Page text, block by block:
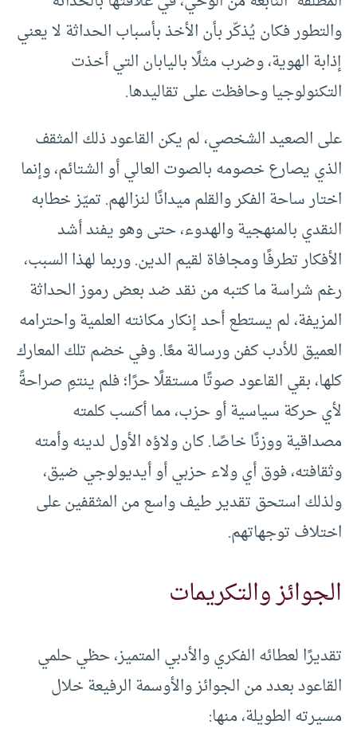
والتطور فكان يُذكّر بأن الأخذ بأسباب الحداثة لا يعني
إذابة الهوية، وضرب مثلًا باليابان التي أخذت
التكنولوجيا وحافظت على تقاليدها.
على الصعيد الشخصي، لم يكن القاعود ذلك المثقف
الذي يصارع خصومه بالصوت العالي أو الشتائم، وإنما
اختار ساحة الفكر والقلم ميدانًا لنزالهم. تميّز خطابه
النقدي بالمنهجية والهدوء، حتى وهو يفند أشد
الأفكار تطرفًا ومجافاة لقيم الدين. وربما لهذا السبب،
رغم شراسة ما كتبه من نقد ضد بعض رموز الحداثة
المزيفة، لم يستطع أحد إنكار مكانته العلمية واحترامه
العميق للأدب كفن ورسالة معًا. وفي خضم تلك المعارك
كلها، بقي القاعود صوتًا مستقلًا حرًا؛ فلم ينتمِ صراحةً
لأي حركة سياسية أو حزب، مما أكسب كلمته
مصداقية ووزنًا خاصًا. كان ولاؤه الأول لدينه وأمته
وثقافته، فوق أي ولاء حزبي أو أيديولوجي ضيق،
ولذلك استحق تقدير طيف واسع من المثقفين على
اختلاف توجهاتهم.
الجوائز والتكريمات
تقديرًا لعطائه الفكري والأدبي المتميز، حظي حلمي
القاعود بعدد من الجوائز والأوسمة الرفيعة خلال
مسيرته الطويلة، منها: